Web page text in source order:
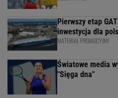
Pierwszy etap
inwestycja dla
MATERIAŁ PROMOCYJNY
Światowe media
"Sięga dna"